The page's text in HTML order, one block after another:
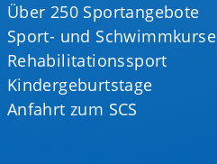
Über 250 Sportangebote
Sport- und Schwimmkurse
Rehabilitationssport
Kindergeburtstage
Anfahrt zum SCS